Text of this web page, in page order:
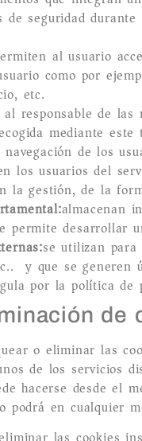
seguridad
al usuario
como por
etc.
responsable de
mediante
de los
los usuarios del
la gestión, de la
almacenan
permite desarrollar
se utilizan
y que se generen
por la política
de
o eliminar las
de los servicios
hacerse desde el
podrá en cualquier